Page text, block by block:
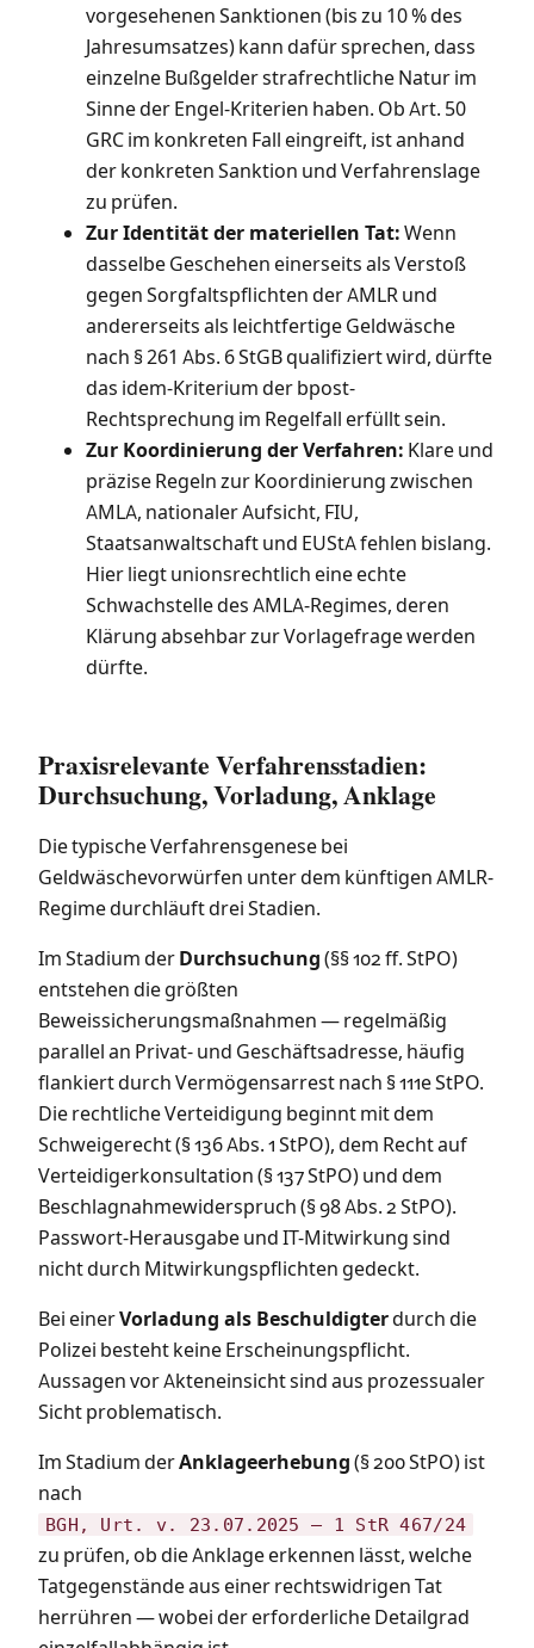
vorgesehenen Sanktionen (bis zu 10 % des
Jahresumsatzes) kann dafür sprechen, dass
einzelne Bußgelder strafrechtliche Natur im
Sinne der Engel-Kriterien haben. Ob Art. 50
GRC im konkreten Fall eingreift, ist anhand
der konkreten Sanktion und Verfahrenslage
zu prüfen.
Zur Identität der materiellen Tat:Wenn
dasselbe Geschehen einerseits als Verstoß
gegen Sorgfaltspflichten der AMLR und
andererseits als leichtfertige Geldwäsche
nach § 261 Abs. 6 StGB qualifiziert wird, dürfte
das idem-Kriterium der bpost-
Rechtsprechung im Regelfall erfüllt sein.
Zur Koordinierung der Verfahren: Klare und
präzise Regeln zur Koordinierung zwischen
AMLA, nationaler Aufsicht, FIU,
Staatsanwaltschaft und EUStA fehlen bislang.
Hier liegt unionsrechtlich eine echte
Schwachstelle des AMLA-Regimes, deren
Klärung absehbar zur Vorlagefrage werden
dürfte.
Praxisrelevante Verfahrensstadien:
Durchsuchung, Vorladung, Anklage
Die typische Verfahrensgenese bei
Geldwäschevorwürfen unter dem künftigen AMLR-
Regime durchläuft drei Stadien.
Im Stadium derDurchsuchung(§§ 102 ff. StPO)
entstehen die größten
Beweissicherungsmaßnahmen — regelmäßig
parallel an Privat- und Geschäftsadresse, häufig
flankiert durch Vermögensarrest nach § 111e StPO.
Die rechtliche Verteidigung beginnt mit dem
Schweigerecht (§ 136 Abs. 1 StPO), dem Recht auf
Verteidigerkonsultation (§ 137 StPO) und dem
Beschlagnahmewiderspruch (§ 98 Abs. 2 StPO).
Passwort-Herausgabe und IT-Mitwirkung sind
nicht durch Mitwirkungspflichten gedeckt.
Bei einerVorladung als Beschuldigterdurch die
Polizei besteht keine Erscheinungspflicht.
Aussagen vor Akteneinsicht sind aus prozessualer
Sicht problematisch.
Im Stadium derAnklageerhebung(§ 200 StPO) ist
nach
BGH, Urt. v. 23.07.2025 – 1 StR 467/24
zu prüfen, ob die Anklage erkennen lässt, welche
Tatgegenstände aus einer rechtswidrigen Tat
herrühren — wobei der erforderliche Detailgrad